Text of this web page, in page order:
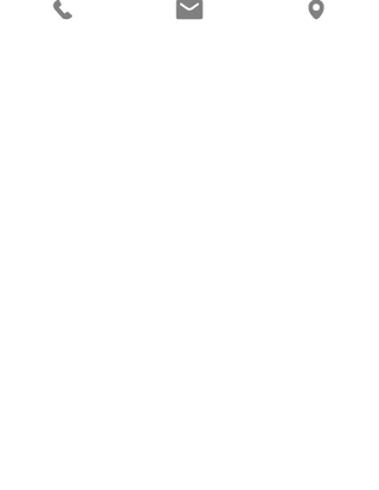
de praktijk veel voor dat een dergelijk